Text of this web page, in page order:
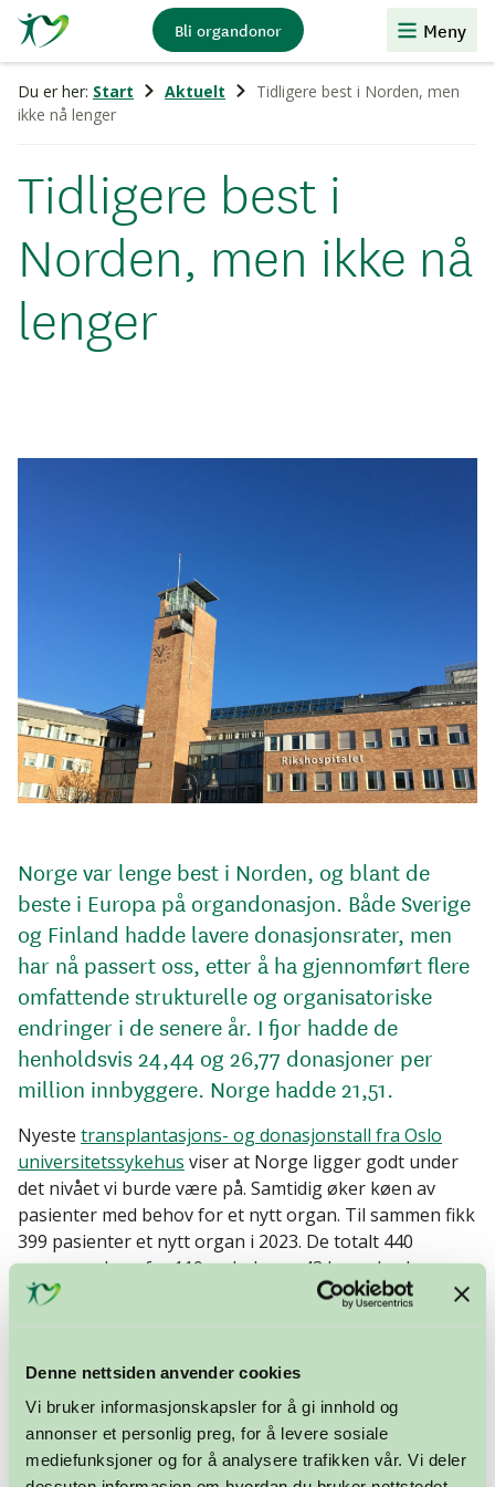
Denne nettsiden anvender cookies
Vi bruker informasjonskapsler for å gi innhold og
annonser et personlig preg, for å levere sosiale
mediefunksjoner og for å analysere trafikken vår. Vi deler
Stiftelsen
Organdonasjon
Bli organdonor Meny
Du er her: Start Aktuelt
Tidligere best i Norden, men
ikke nå lenger
Tidligere best i
Norden, men ikke nå
lenger
Norge var lenge best i Norden, og blant de
beste i Europa på organdonasjon. Både Sverige
og Finland hadde lavere donasjonsrater, men
har nå passert oss, etter å ha gjennomført flere
omfattende strukturelle og organisatoriske
endringer i de senere år. I fjor hadde de
henholdsvis 24,44 og 26,77 donasjoner per
million innbyggere. Norge hadde 21,51.
Nyeste transplantasjons- og donasjonstall fra Oslo
universitetssykehus viser at Norge ligger godt under
det nivået vi burde være på. Samtidig øker køen av
pasienter med behov for et nytt organ. Til sammen fikk
399 pasienter et nytt organ i 2023. De totalt 440
organene kom fra 119 avdøde, og 43 levende, donorer.
Til tross for at dette samlet utgjør en økning på nesten
Se til Finland!
– Det er ingen grunn til at ikke Norge også skal kunne